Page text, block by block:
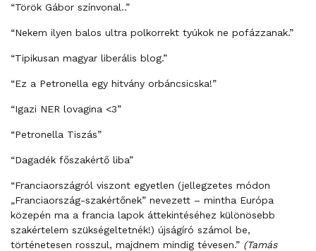
“Török Gábor színvonal..”
“Nekem ilyen balos ultra polkorrekt tyúkok ne pofázzanak.”
“Tipikusan magyar liberális blog.”
“Ez a Petronella egy hitvány orbáncsicska!”
“Igazi NER lovagina <3”
“Petronella Tiszás”
“Dagadék főszakértő liba”
“Franciaországról viszont egyetlen (jellegzetes módon
„Franciaország-szakértőnek” nevezett – mintha Európa
közepén ma a francia lapok áttekintéséhez különösebb
szakértelem szükségeltetnék!) újságíró számol be,
történetesen rosszul, majdnem mindig tévesen.” (Tamás